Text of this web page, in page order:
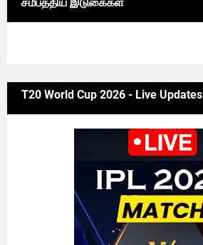
சமீபத்திய இடுகைகள்
T20 World Cup 2026 - Live Updates